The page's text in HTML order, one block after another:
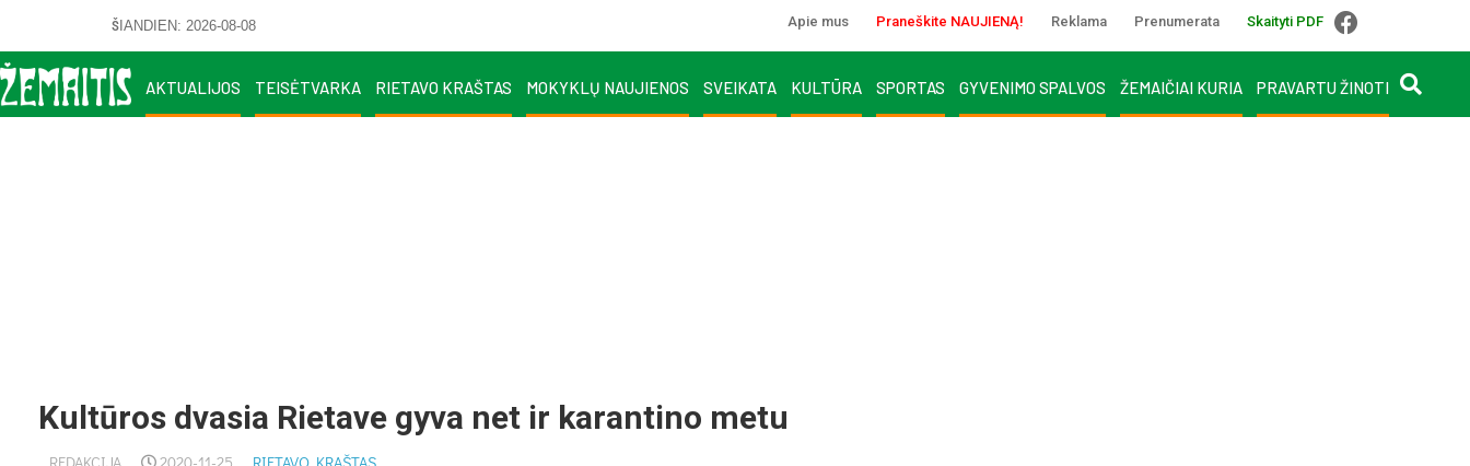
ŠIANDIEN: 2026-08-08 Apie mus Praneškite NAUJIENĄ! Reklama Prenumerata Skaityti PDF
AKTUALIJOS TEISĖTVARKA RIETAVO KRAŠTAS MOKYKLŲ NAUJIENOS SVEIKATA KULTŪRA SPORTAS GYVENIMO SPALVOS ŽEMAIČIAI KURIA PRAVARTU ŽINOTI
Kultūros dvasia Rietave gyva net ir karantino metu